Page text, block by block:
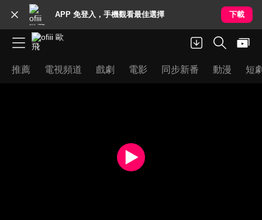
APP 免登入，手機觀看最佳選擇 下載
推薦 電視頻道 戲劇 電影 同步新番 動漫 短